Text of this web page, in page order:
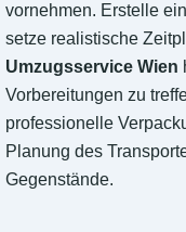
vornehmen. Erstelle
setze realistische
Umzugsservice Wien
Vorbereitungen zu
professionelle
Planung des
Gegenstände.